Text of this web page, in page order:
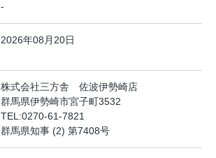
-
2026年08月20日
株式会社三方舎 佐波伊勢崎店
群馬県伊勢崎市宮子町3532
TEL:0270-61-7821
群馬県知事 (2) 第7408号